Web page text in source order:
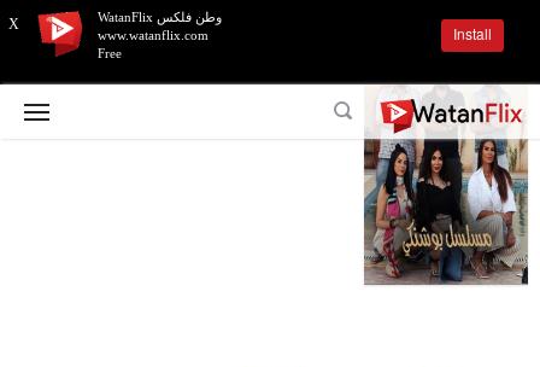
X
وطن فلكس WatanFlix
www.watanflix.com
Free
Install